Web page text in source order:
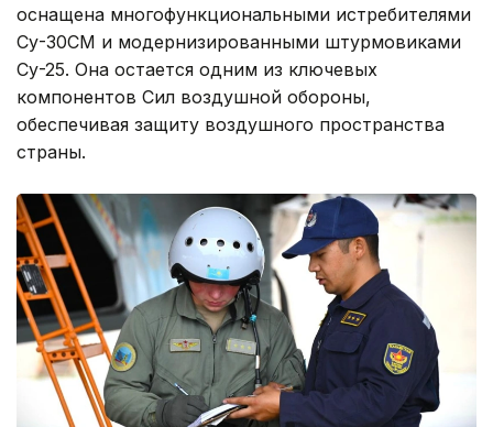
оснащена многофункциональными истребителями
Су-30СМ и модернизированными штурмовиками
Су-25. Она остается одним из ключевых
компонентов Сил воздушной обороны,
обеспечивая защиту воздушного пространства
страны.